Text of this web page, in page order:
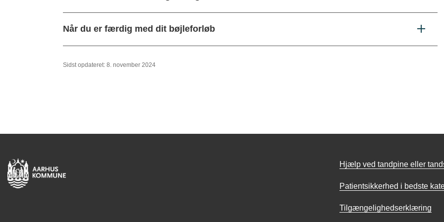
Når du er færdig med dit bøjleforløb
Sidst opdateret: 8. november 2024
Hjælp ved tandpine eller
Patientsikkerhed i bedste
Tilgængelighedserklæring